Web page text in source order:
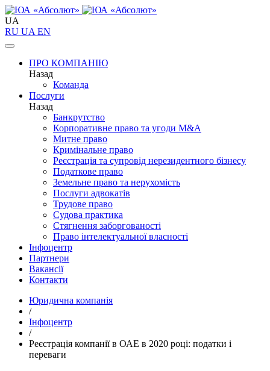
UA
RU UA EN
ПРО КОМПАНІЮ
Назад
Команда
Послуги
Назад
Банкрутство
Корпоративне право та угоди M&A
Митне право
Кримінальне право
Реєстрація та супровід нерезидентного бізнесу
Податкове право
Земельне право та нерухомість
Послуги адвокатів
Трудове право
Судова практика
Стягнення заборгованості
Право інтелектуальної власності
Інфоцентр
Партнери
Вакансії
Контакти
Юридична компанія
/
Інфоцентр
/
Реєстрація компанії в ОАЕ в 2020 році: податки і
переваги